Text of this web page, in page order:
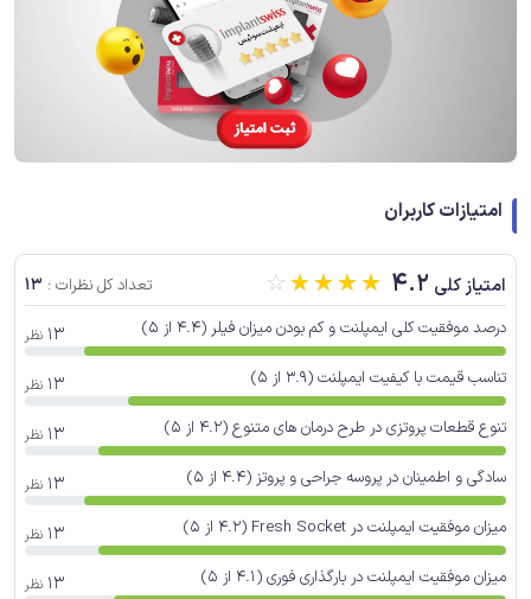
امتیازات کاربران
امتیاز کلی 4.2
☆☆☆☆☆ تعداد کل نظرات : 13
درصد موفقیت کلی ایمپلنت و کم بودن میزان فیلر (4.4 از 5) 13 نظر
تناسب قیمت با کیفیت ایمپلنت (3.9 از 5) 13 نظر
تنوع قطعات پروتزی در طرح درمان های متنوع (4.2 از 5) 13 نظر
سادگی و اطمینان در پروسه جراحی و پروتز (4.4 از 5) 13 نظر
میزان موفقیت ایمپلنت در Fresh Socket (4.2 از 5) 13 نظر
میزان موفقیت ایمپلنت در بارگذاری فوری (4.1 از 5) 13 نظر